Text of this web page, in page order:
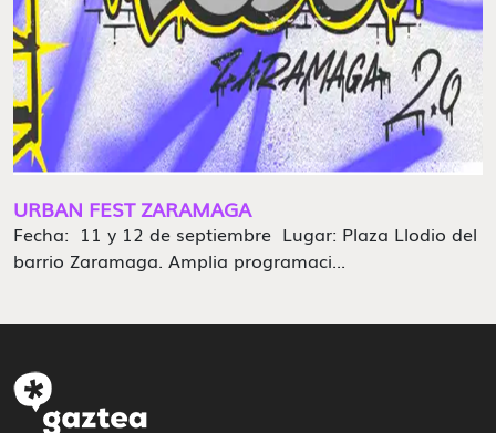
URBAN FEST ZARAMAGA
Fecha: 11 y 12 de septiembre Lugar: Plaza Llodio del
barrio Zaramaga. Amplia programaci...